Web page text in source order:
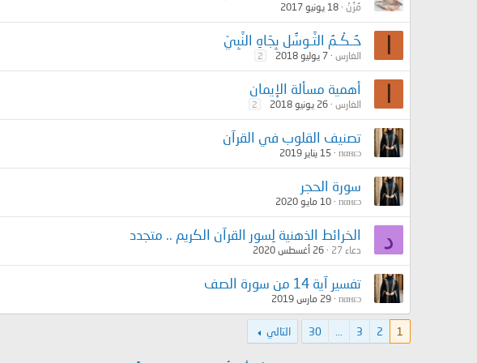
مُزُنْ 18 يونيو 2017
حُـكْـمُ التَّـوسُّل بِجَاهِ النَّبِيّ
الغارس 7 يوليو 2018 2
أهمية مسألة الإيمان
الغارس 26 يونيو 2018 2
تصنيف القلوب في القرآن
пαнεɔ 15 يناير 2019
سورة الحجر
пαнεɔ 10 مايو 2020
د الخرائط الذهنية لِسور القرآن الكريم .. متجدد
دعاء 27 26 أغسطس 2020
تفسير آية 14 من سورة الصف
пαнεɔ 29 مارس 2019
1
2
3
...
30 التالي